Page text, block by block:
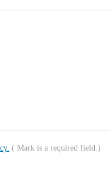
( Mark is a required field.)